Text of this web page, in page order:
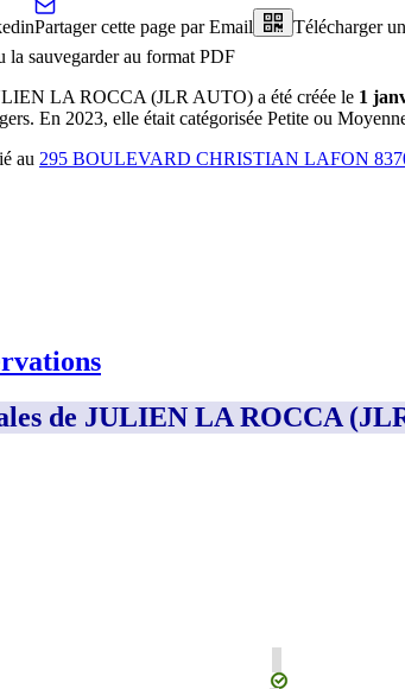
Partager cette page par Email
Télécharger
la sauvegarder au format PDF
LA ROCCA (JLR AUTO) a été créée le 1
. En 2023, elle était catégorisée Petite ou
au 295 BOULEVARD CHRISTIAN LAFON
de JULIEN LA ROCCA